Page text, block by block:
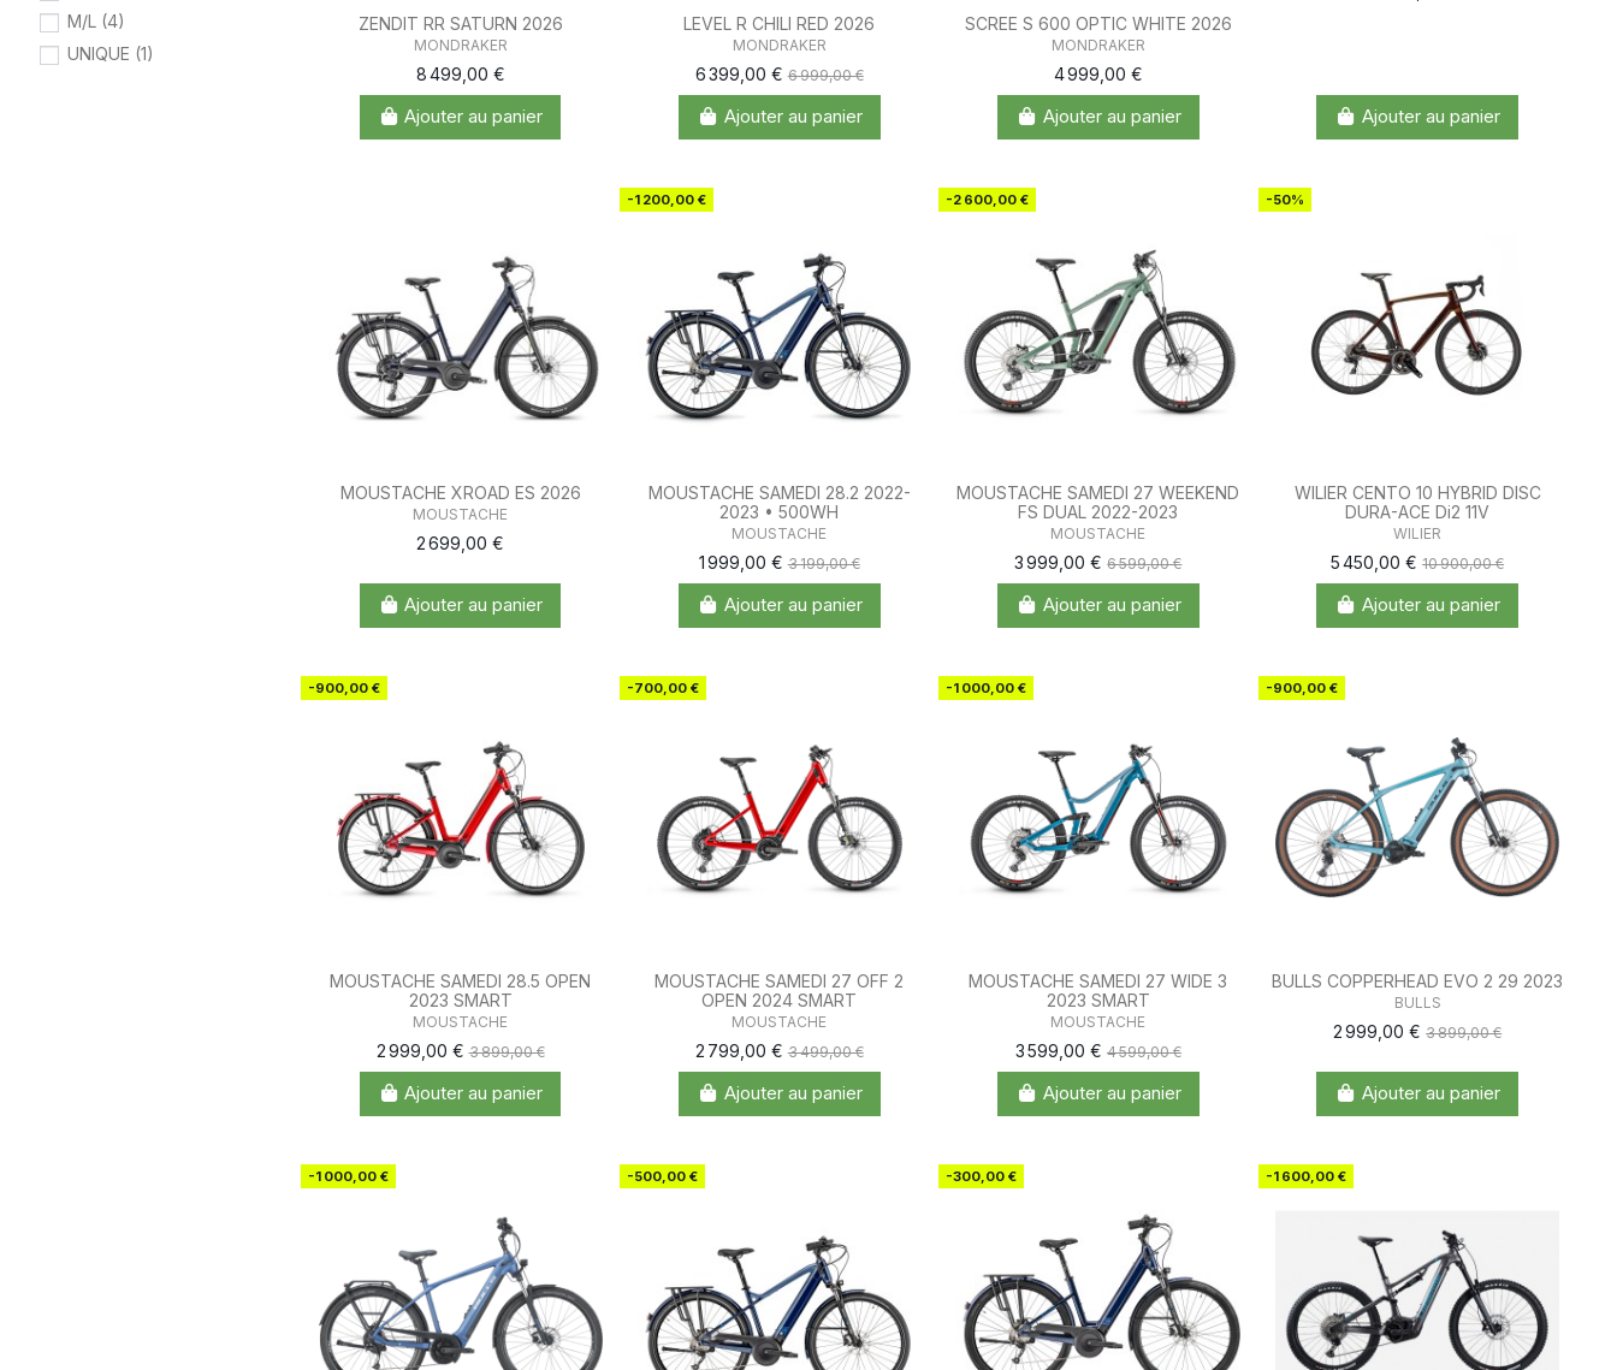
ZENDIT RR SATURN 2026
MONDRAKER
8 499,00 €
Ajouter au panier
LEVEL R CHILI RED 2026
MONDRAKER
6 399,00 €6 999,00 €
Ajouter au panier
SCREE S 600 OPTIC WHITE 2026
MONDRAKER
4 999,00 €
Ajouter au panier Ajouter au panier
MOUSTACHE XROAD ES 2026
MOUSTACHE
2 699,00 €
Ajouter au panier
-1 200,00 €
MOUSTACHE SAMEDI 28.2 2022-
2023 • 500WH
MOUSTACHE
1 999,00 €3 199,00 €
Ajouter au panier
-2 600,00 €
MOUSTACHE SAMEDI 27 WEEKEND
FS DUAL 2022-2023
MOUSTACHE
3 999,00 €6 599,00 €
Ajouter au panier
-50%
WILIER CENTO 10 HYBRID DISC
DURA-ACE Di2 11V
WILIER
5 450,00 €10 900,00 €
Ajouter au panier
-900,00 €
MOUSTACHE SAMEDI 28.5 OPEN
2023 SMART
MOUSTACHE
2 999,00 €3 899,00 €
Ajouter au panier
-700,00 €
MOUSTACHE SAMEDI 27 OFF 2
OPEN 2024 SMART
MOUSTACHE
2 799,00 €3 499,00 €
Ajouter au panier
-1 000,00 €
MOUSTACHE SAMEDI 27 WIDE 3
2023 SMART
MOUSTACHE
3 599,00 € 4 599,00 €
Ajouter au panier
-900,00 €
BULLS COPPERHEAD EVO 2 29 2023
BULLS
2 999,00 €3 899,00 €
Ajouter au panier
-1 000,00 € -500,00 € -300,00 € -1 600,00 €
M/L (4)
UNIQUE (1)